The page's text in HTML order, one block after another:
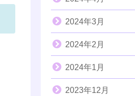
2024年3月
2024年2月
2024年1月
2023年12月